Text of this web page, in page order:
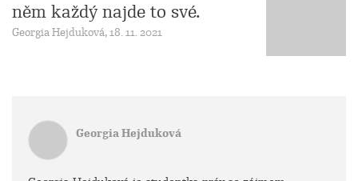
něm každý najde to své.
Georgia Hejduková, 18. 11. 2021
Georgia Hejduková